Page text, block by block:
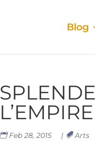
Blog
Feb 28, 2015 | Arts